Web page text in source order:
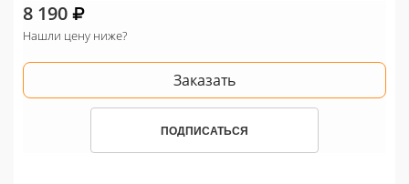
8 190
Нашли цену ниже?
Заказать
ПОДПИСАТЬСЯ